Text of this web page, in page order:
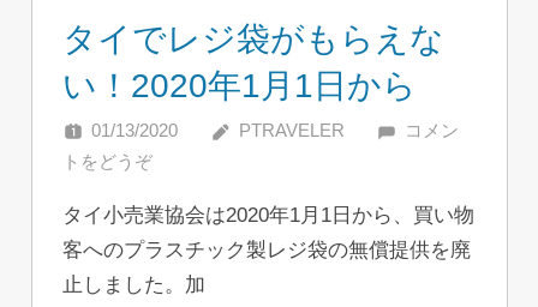
タイでレジ袋がもらえな
い！2020年1月1日から
01/13/2020 PTRAVELER
コメン
トをどうぞ
タイ小売業協会は2020年1月1日から、買い物
客へのプラスチック製レジ袋の無償提供を廃
止しました。加